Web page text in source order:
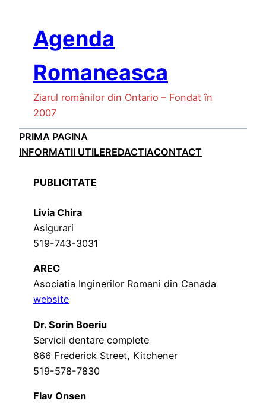
contentAgenda
Romaneasca
Ziarul românilor din Ontario – Fondat în
2007
PRIMA PAGINA
INFORMATII UTILEREDACTIACONTACT
PUBLICITATE
Livia Chira
Asigurari
519-743-3031
AREC
Asociatia Inginerilor Romani din Canada
website
Dr. Sorin Boeriu
Servicii dentare complete
866 Frederick Street, Kitchener
519-578-7830
Flav Onsen